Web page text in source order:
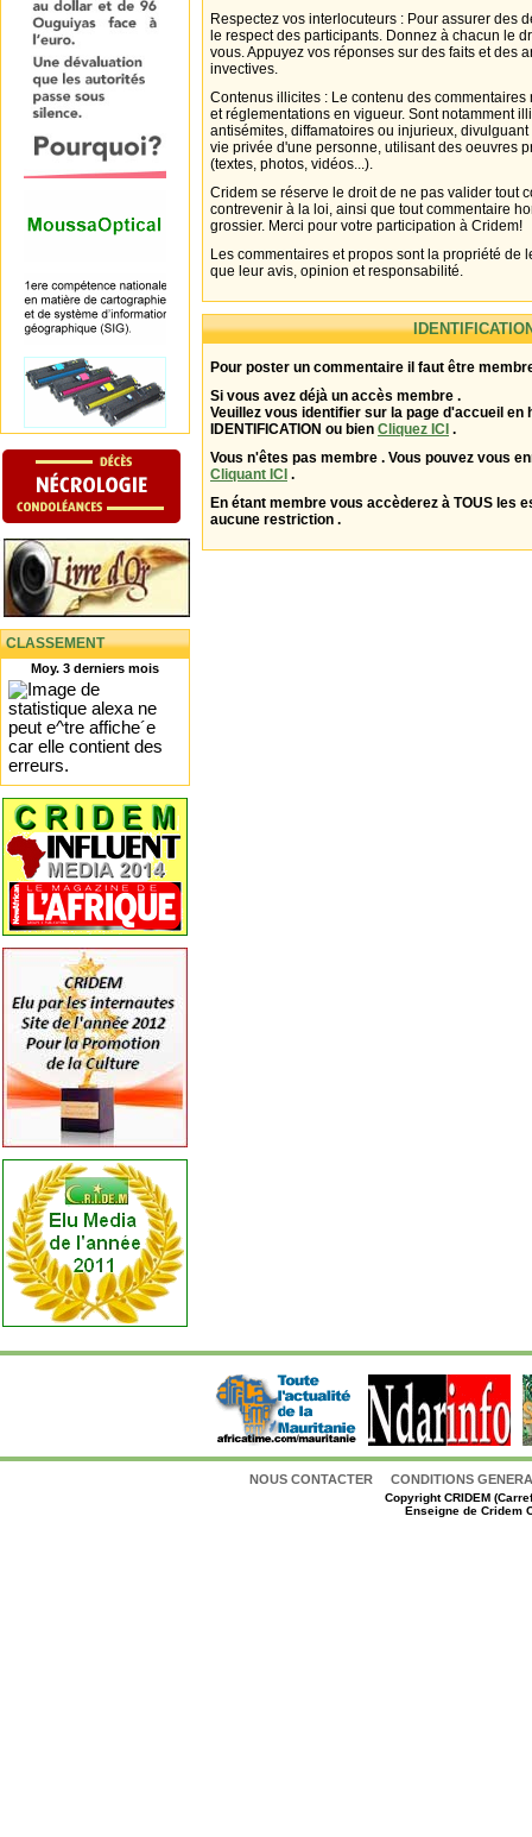
CLASSEMENT
Moy. 3 derniers mois
Respectez vos interlocuteurs : Pour assurer des
le respect des participants. Donnez à chacun le
vous. Appuyez vos réponses sur des faits et des
invectives.
Contenus illicites : Le contenu des
et réglementations en vigueur. Sont notamment
antisémites, diffamatoires ou injurieux,
vie privée d'une personne, utilisant des oeuvres
(textes, photos, vidéos...).
Cridem se réserve le droit de ne pas valider tout
contrevenir à la loi, ainsi que tout commentaire
grossier. Merci pour votre participation à Cridem!
Les commentaires et propos sont la propriété de
que leur avis, opinion et responsabilité.
Pour poster un commentaire il faut être
Si vous avez déjà un accès membre .
Veuillez vous identifier sur la page d'accueil en
IDENTIFICATION ou bien Cliquez ICI .
Vous n'êtes pas membre . Vous pouvez vous
Cliquant ICI .
En étant membre vous accèderez à TOUS les
aucune restriction .
NOUS CONTACTER CONDITIONS
CopyrightCRIDEM
Enseigne de Cridem